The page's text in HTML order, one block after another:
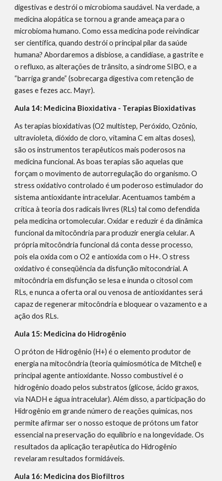
digestivas e destrói o microbioma saudável. Na verdade, a
medicina alopática se tornou a grande ameaça para o
microbioma humano. Como essa medicina pode reivindicar
ser científica, quando destrói o principal pilar da saúde
humana? Abordaremos a disbiose, a candidíase, a gastrite e
o refluxo, as alterações de trânsito, a síndrome SIBO, e a
“barriga grande” (sobrecarga digestiva com retenção de
gases e fezes acc. Mayr).
Aula 14: Medicina Bioxidativa - Terapias Bioxidativas
As terapias bioxidativas (O2 multistep, Peróxido, Ozônio,
ultravioleta, dióxido de cloro, vitamina C em altas doses),
são os instrumentos terapêuticos mais poderosos na
medicina funcional. As boas terapias são aquelas que
forçam o movimento de autorregulação do organismo. O
stress oxidativo controlado é um poderoso estimulador do
sistema antioxidante intracelular. Acentuamos também a
crítica à teoria dos radicais livres (RLs) tal como defendida
pela medicina ortomolecular. Oxidar e reduzir é da dinâmica
funcional da mitocôndria para produzir energia celular. A
própria mitocôndria funcional dá conta desse processo,
pois ela oxida com o O2 e antioxida com o H+. O stress
oxidativo é conseqüência da disfunção mitocondrial. A
mitocôndria em disfunção se lesa e inunda o citosol com
RLs, e nunca a oferta oral ou venosa de antioxidantes será
capaz de regenerar mitocôndria e bloquear o vazamento e a
ação dos RLs.
Aula 15: Medicina do Hidrogênio
O próton de Hidrogênio (H+) é o elemento produtor de
energia na mitocôndria (teoria quimiosmótica de Mitchel) e
principal agente antioxidante. Nosso combustível é o
hidrogênio doado pelos substratos (glicose, ácido graxos,
via NADH e água intracelular). Além disso, a participação do
Hidrogênio em grande número de reações químicas, nos
permite afirmar ser o nosso estoque de prótons um fator
essencial na preservação do equilíbrio e na longevidade. Os
resultados da aplicação terapêutica do Hidrogênio
revelaram resultados formidáveis.
Aula 16: Medicina dos Biofiltros